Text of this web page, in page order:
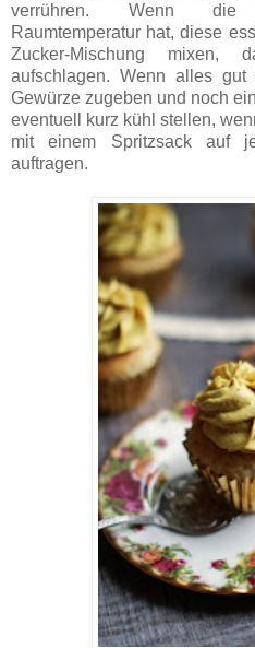
verrühren. Wenn die
Raumtemperatur hat, diese
Zucker-Mischung mixen,
aufschlagen. Wenn alles
Gewürze zugeben und noch
eventuell kurz kühl stellen,
mit einem Spritzsack auf
auftragen.